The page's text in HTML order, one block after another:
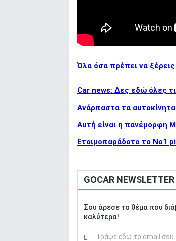
Όλα όσα πρέπει να
Car news: Δες εδώ όλες
Ανάρπαστα τα
Αυτή είναι η πανέμορφη
Ετοιμοπαράδοτο το Νο1
GOCAR NEWSLETTER
Σου άρεσε το θέμα που
καλύτερα!